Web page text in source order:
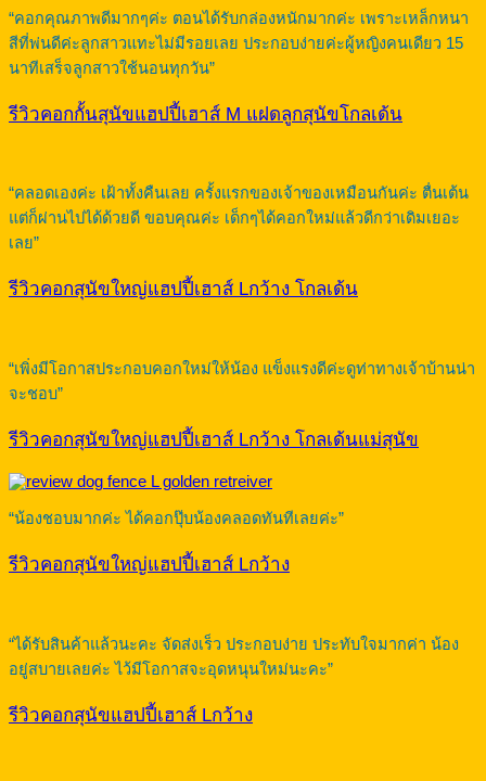
“คอกคุณภาพดีมากๆค่ะ ตอนได้รับกล่องหนักมากค่ะ เพราะเหล็กหนา
สีที่พ่นดีค่ะลูกสาวแทะไม่มีรอยเลย ประกอบง่ายค่ะผู้หญิงคนเดียว 15
นาทีเสร็จลูกสาวใช้นอนทุกวัน”
รีวิวคอกกั้นสุนัขแฮปปี้เฮาส์ M แฝดลูกสุนัขโกลเด้น
“คลอดเองค่ะ เฝ้าทั้งคืนเลย ครั้งแรกของเจ้าของเหมือนกันค่ะ ตื่นเต้น
แต่ก็ผ่านไปได้ด้วยดี ขอบคุณค่ะ เด็กๆได้คอกใหม่แล้วดีกว่าเดิมเยอะ
เลย”
รีวิวคอกสุนัขใหญ่แฮปปี้เฮาส์ Lกว้าง โกลเด้น
“เพิ่งมีโอกาสประกอบคอกใหม่ให้น้อง แข็งแรงดีค่ะดูท่าทางเจ้าบ้านน่า
จะชอบ”
รีวิวคอกสุนัขใหญ่แฮปปี้เฮาส์ Lกว้าง โกลเด้นแม่สุนัข
“น้องชอบมากค่ะ ได้คอกปุ๊บน้องคลอดทันทีเลยค่ะ”
รีวิวคอกสุนัขใหญ่แฮปปี้เฮาส์ Lกว้าง
“ได้รับสินค้าแล้วนะคะ จัดส่งเร็ว ประกอบง่าย ประทับใจมากค่า น้อง
อยู่สบายเลยค่ะ ไว้มีโอกาสจะอุดหนุนใหม่นะคะ”
รีวิวคอกสุนัขแฮปปี้เฮาส์ Lกว้าง